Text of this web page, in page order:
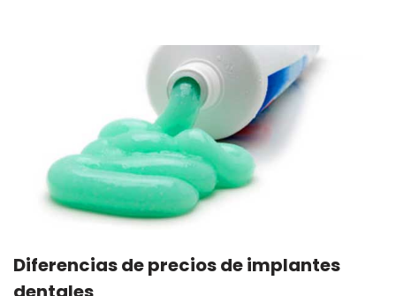
Diferencias de precios de implantes